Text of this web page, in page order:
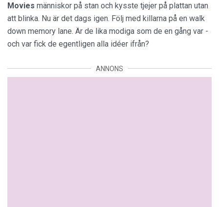
Movies människor på stan och kysste tjejer på plattan utan
att blinka. Nu är det dags igen. Följ med killarna på en walk
down memory lane. Är de lika modiga som de en gång var -
och var fick de egentligen alla idéer ifrån?
ANNONS